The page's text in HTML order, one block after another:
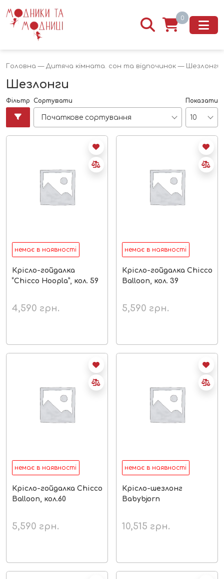
0
Головна — Дитяча кімната. сон та відпочинок — Шезлонги
Шезлонги
Фільтр Сортувати
Початкове сортування
Показати
10
немає в наявності
Крісло-гойдалка
“Chicco Hoopla”, кол. 59
4,590 грн.
немає в наявності
Крісло-гойдалка Chicco
Balloon, кол. 39
5,590 грн.
немає в наявності
Крісло-гойдалка Chicco
Balloon, кол.60
5,590 грн.
немає в наявності
Крісло-шезлонг
Babybjorn
10,515 грн.